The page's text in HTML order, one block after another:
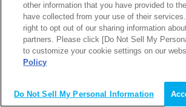
東京都
神奈
千葉県
埼玉
茨城県
栃木
群馬県
other information that you have provided to
have collected from your use of their
right to opt out of our sharing information
partners. Please click [Do Not Sell My
to customize your cookie settings on our
Policy
Do Not Sell My Personal Information